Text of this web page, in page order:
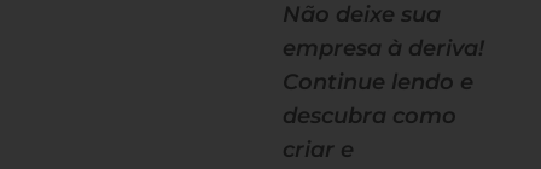
Não deixe sua
empresa à deriva!
Continue lendo e
descubra como
criar e